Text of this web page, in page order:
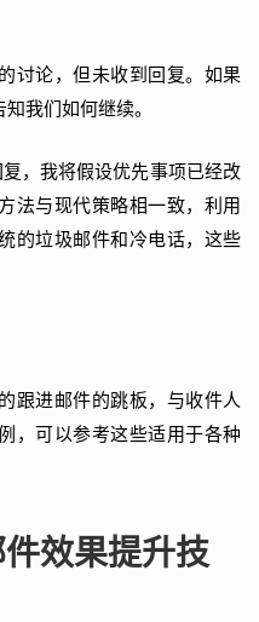
讨论，但未收到回复。如果
我们如何继续。
，我将假设优先事项已经改
法与现代策略相一致，利用
的垃圾邮件和冷电话，这些
跟进邮件的跳板，与收件人
，可以参考这些适用于各种
效果提升技